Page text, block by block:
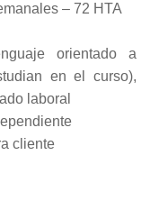
– 72 HTA
orientado a
en el curso),
laboral
cliente